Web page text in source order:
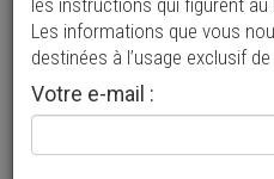
plus de 4 millions
Ajouter
> Rechercher un véhicule
les instructions qui figurent
Les informations que vous
destinées à l’usage exclusif
Votre e-mail :